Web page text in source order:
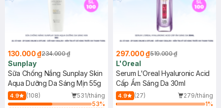
130.000 ₫234.000 ₫
Sunplay
Sữa Chống Nắng Sunplay Skin
Aqua Dưỡng Da Sáng Mịn 55g
4.9 (108)
531/tháng
53%
297.000 ₫519.000 ₫
L'Oreal
Serum L'Oreal Hyaluronic Acid
Cấp Ẩm Sáng Da 30ml
4.9 (27)
279/tháng
1%